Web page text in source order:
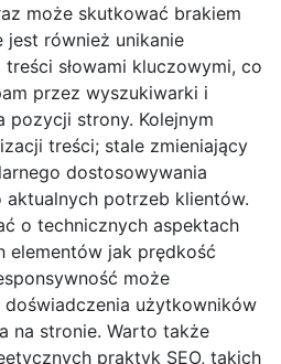
może skutkować brakiem
jest również unikanie
słowami kluczowymi, co
przez wyszukiwarki i
pozycji strony. Kolejnym
treści; stale zmieniający
dostosowywania
potrzeb klientów.
o technicznych aspektach
elementów jak prędkość
może
doświadczenia użytkowników
na stronie. Warto także
praktyk SEO, takich